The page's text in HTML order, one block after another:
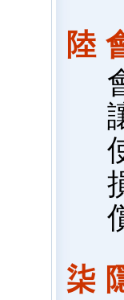
陸
柒